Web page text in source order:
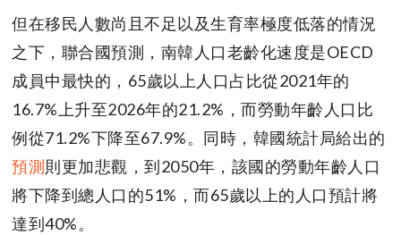
但在移民人數尚且不足以及生育率極度低落的情況
之下，聯合國預測，南韓人口老齡化速度是OECD
成員中最快的，65歲以上人口占比從2021年的
16.7%上升至2026年的21.2%，而勞動年齡人口比
例從71.2%下降至67.9%。同時，韓國統計局給出的
預測則更加悲觀，到2050年，該國的勞動年齡人口
將下降到總人口的51%，而65歲以上的人口預計將
達到40%。